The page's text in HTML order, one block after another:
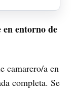
entorno de
camarero/a en
completa. Se